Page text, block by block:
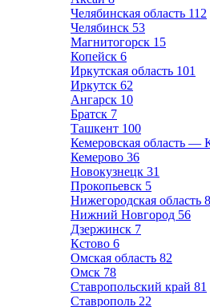
Челябинская область 112
Челябинск 53
Магнитогорск 15
Копейск 6
Иркутская область 101
Иркутск 62
Ангарск 10
Братск 7
Ташкент 100
Кемеровская область —
Кемерово 36
Новокузнецк 31
Прокопьевск 5
Нижегородская область
Нижний Новгород 56
Дзержинск 7
Кстово 6
Омская область 82
Омск 78
Ставропольский край 81
Ставрополь 22